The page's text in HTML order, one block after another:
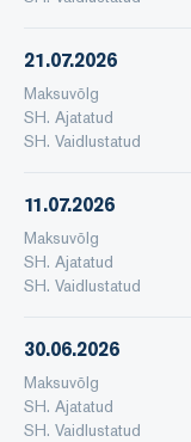
21.07.2026
Maksuvõlg
SH. Ajatatud
SH. Vaidlustatud
11.07.2026
Maksuvõlg
SH. Ajatatud
SH. Vaidlustatud
30.06.2026
Maksuvõlg
SH. Ajatatud
SH. Vaidlustatud